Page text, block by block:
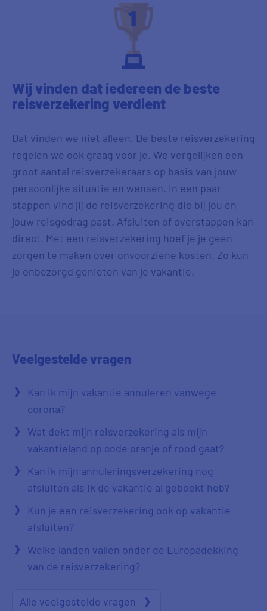
Wij vinden dat iedereen de beste
reisverzekering verdient
Dat vinden we niet alleen. De beste reisverzekering
regelen we ook graag voor je. We vergelijken een
groot aantal reisverzekeraars op basis van jouw
persoonlijke situatie en wensen. In een paar
stappen vind jij de reisverzekering die bij jou en
jouw reisgedrag past. Afsluiten of overstappen kan
direct. Met een reisverzekering hoef je je geen
zorgen te maken over onvoorziene kosten. Zo kun
je onbezorgd genieten van je vakantie.
Veelgestelde vragen
Kan ik mijn vakantie annuleren vanwege
corona?
Wat dekt mijn reisverzekering als mijn
vakantieland op code oranje of rood gaat?
Kan ik mijn annuleringsverzekering nog
afsluiten als ik de vakantie al geboekt heb?
Kun je een reisverzekering ook op vakantie
afsluiten?
Welke landen vallen onder de Europadekking
van de reisverzekering?
Alle veelgestelde vragen